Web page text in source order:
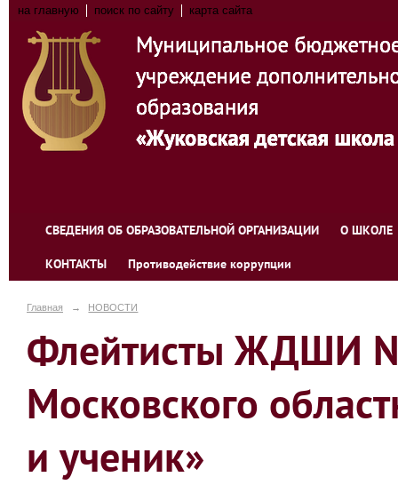
на главную поиск по сайту карта сайта
СВЕДЕНИЯ ОБ ОБРАЗОВАТЕЛЬНОЙ ОРГАНИЗАЦИИ О ШКОЛЕ
КОНТАКТЫ Противодействие коррупции
Главная → НОВОСТИ
Флейтисты ЖДШИ №
Московского
и ученик»